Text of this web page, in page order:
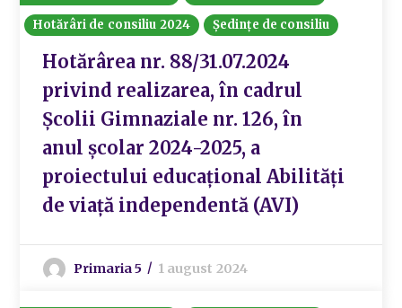
Hotărâri de consiliu 2024
Ședințe de consiliu
Hotărârea nr. 88/31.07.2024
privind realizarea, în cadrul
Școlii Gimnaziale nr. 126, în
anul școlar 2024-2025, a
proiectului educațional Abilități
de viață independentă (AVI)
Primaria 5 1 august 2024